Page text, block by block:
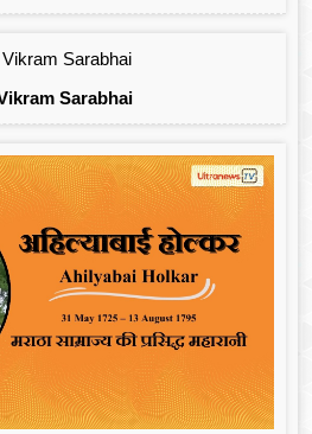
Vikram Sarabhai